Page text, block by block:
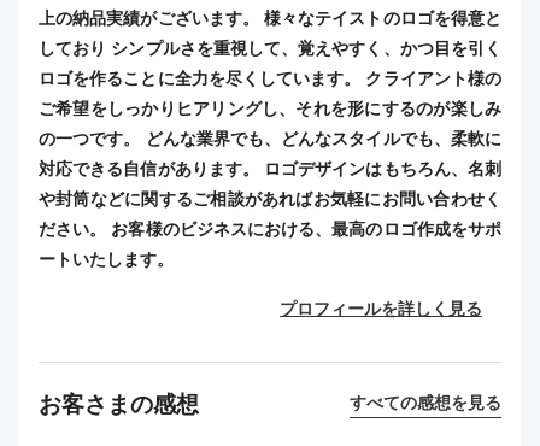
上の納品実績がございます。 様々なテイストのロゴを得意と
しており シンプルさを重視して、覚えやすく、かつ目を引く
ロゴを作ることに全力を尽くしています。 クライアント様の
ご希望をしっかりヒアリングし、それを形にするのが楽しみ
の一つです。 どんな業界でも、どんなスタイルでも、柔軟に
対応できる自信があります。 ロゴデザインはもちろん、名刺
や封筒などに関するご相談があればお気軽にお問い合わせく
ださい。 お客様のビジネスにおける、最高のロゴ作成をサポ
ートいたします。
プロフィールを詳しく見る
お客さまの感想 すべての感想を見る